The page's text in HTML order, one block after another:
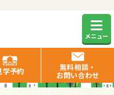
メニュー
学予約
無料相談・
お問い合わせ
泉大津